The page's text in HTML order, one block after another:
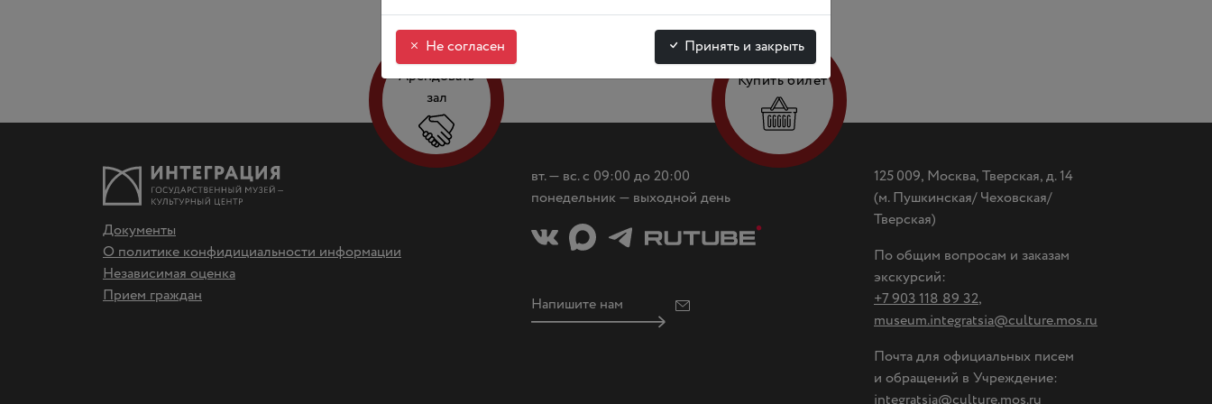
Документы
О политике конфидициальности информации
Независимая оценка
Прием граждан
Арендовать
зал
вт. — вс. с 09:00 до 20:00
понедельник — выходной день
Напишите нам
Купить билет
125 009, Москва, Тверская, д. 14
(м. Пушкинская/ Чеховская/
Тверская)
По общим вопросам и заказам
экскурсий:
+7 903 118 89 32,
museum.integratsia@culture.mos.ru
Почта для официальных писем
и обращений в Учреждение:
Не согласен Принять и закрыть